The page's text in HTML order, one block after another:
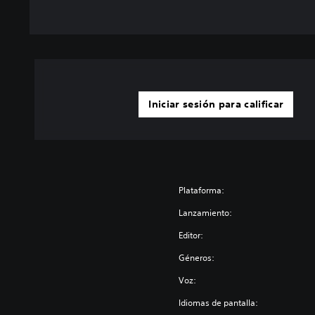
Iniciar sesión para calificar
Plataforma:
Lanzamiento:
Editor:
Géneros:
Voz:
Idiomas de pantalla: